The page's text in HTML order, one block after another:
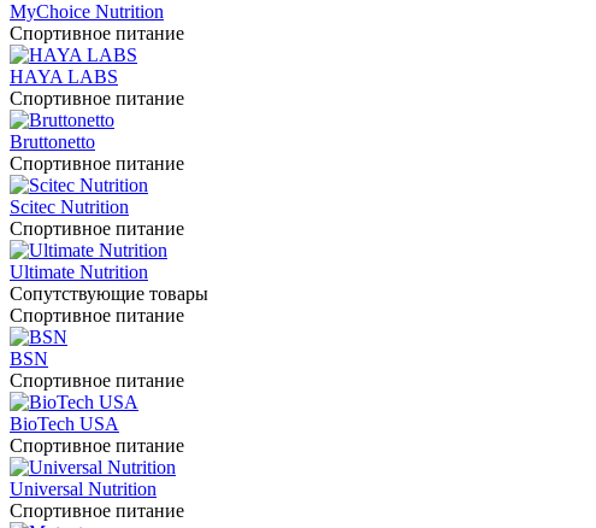
MyChoice Nutrition
Спортивное питание
HAYA LABS
Спортивное питание
Bruttonetto
Спортивное питание
Scitec Nutrition
Спортивное питание
Ultimate Nutrition
Сопутствующие товары
Спортивное питание
BSN
Спортивное питание
BioTech USA
Спортивное питание
Universal Nutrition
Спортивное питание